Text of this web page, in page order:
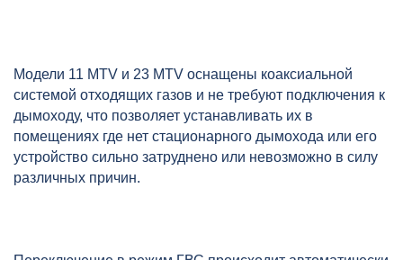
Модели 11 MTV и 23 MTV оснащены коаксиальной
системой отходящих газов и не требуют подключения к
дымоходу, что позволяет устанавливать их в
помещениях где нет стационарного дымохода или его
устройство сильно затруднено или невозможно в силу
различных причин.